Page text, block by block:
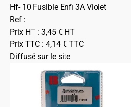
Hf- 10 Fusible Enfi 3A Violet
Ref :
Prix HT : 3,45 € HT
Prix TTC : 4,14 € TTC
Diffusé sur le site